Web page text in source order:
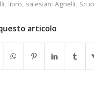
, libro, salesiani Agnelli,
articolo